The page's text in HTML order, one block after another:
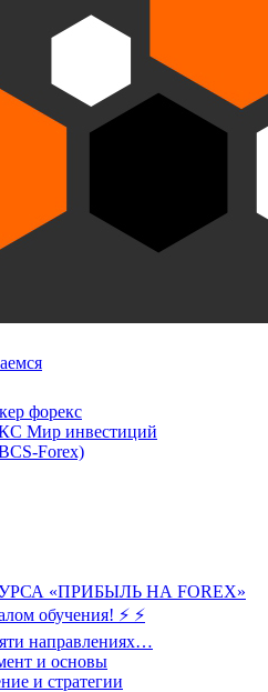
форекс
Мир инвестиций
Forex)
«ПРИБЫЛЬ НА FOREX»
обучения! ⚡ ⚡
направлениях…
и основы
и стратегии